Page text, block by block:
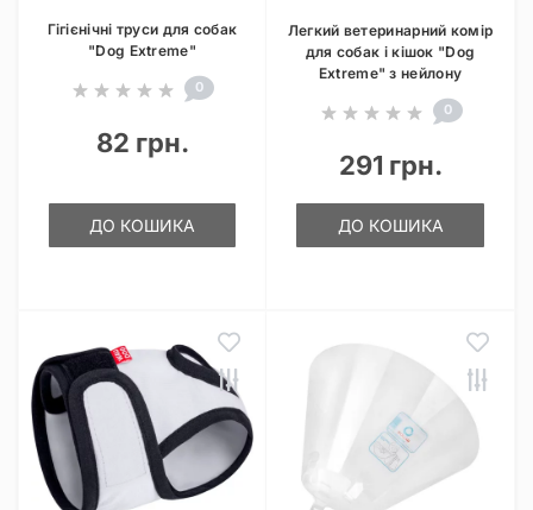
Гігієнічні труси для собак
"Dog Extreme"
0
82 грн.
ДО КОШИКА
Легкий ветеринарний комір
для собак і кішок "Dog
Extreme" з нейлону
0
291 грн.
ДО КОШИКА